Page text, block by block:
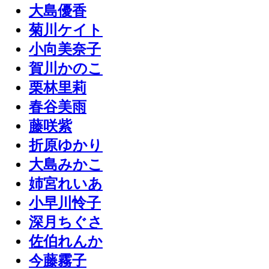
大島優香
菊川ケイト
小向美奈子
賀川かのこ
栗林里莉
春谷美雨
藤咲紫
折原ゆかり
大島みかこ
姉宮れいあ
小早川怜子
深月ちぐさ
佐伯れんか
今藤霧子